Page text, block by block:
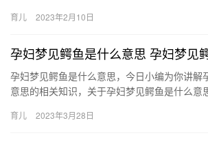
可…
育儿 2023年2月10日
孕妇梦见鳄鱼是什么意思 孕妇梦见
孕妇梦见鳄鱼是什么意思，今日小编为你讲解
意思的相关知识，关于孕妇梦见鳄鱼是什么意
…
育儿 2023年3月28日